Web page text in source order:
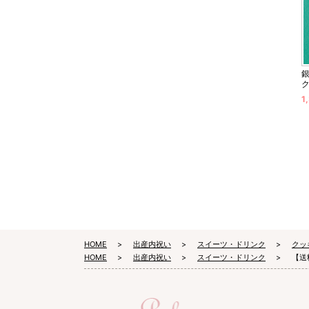
HOME 出産内祝い スイーツ・ドリンク
クッ
HOME
出産内祝い スイーツ・ドリンク 【